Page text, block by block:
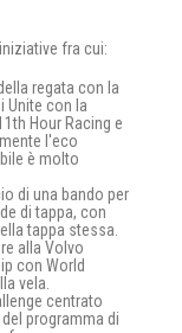
fra cui:
regata con la
Unite con la
Hour Racing e
l'eco
è molto
di una bando per
di tappa, con
tappa stessa.
alla Volvo
con World
vela.
centrato
programma di